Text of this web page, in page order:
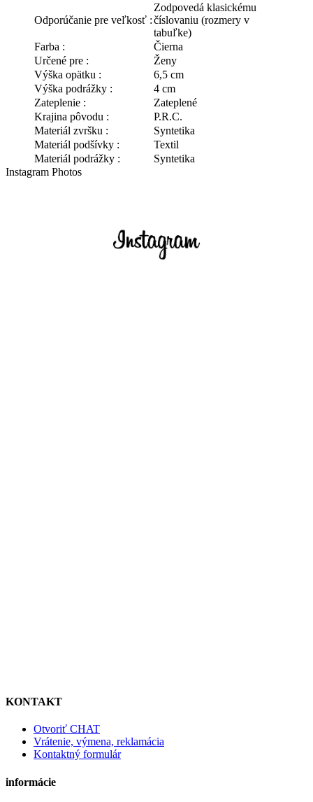
Odporúčanie pre veľkosť :
Zodpovedá klasickému
číslovaniu (rozmery v
tabuľke)
Farba :
Čierna
Určené pre :
Ženy
Výška opätku :
6,5 cm
Výška podrážky :
4 cm
Zateplenie :
Zateplené
Krajina pôvodu :
P.R.C.
Materiál zvršku :
Syntetika
Materiál podšívky :
Textil
Materiál podrážky :
Syntetika
Instagram Photos
KONTAKT
Otvoriť CHAT
Vrátenie, výmena, reklamácia
Kontaktný formulár
informácie